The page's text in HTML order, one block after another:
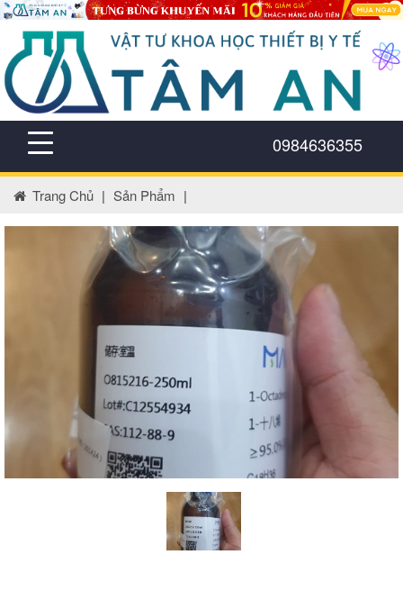
0984636355
Trang Chủ | Sản Phẩm |